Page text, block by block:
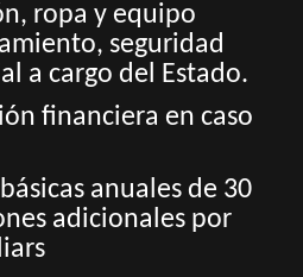
ropa y equipo
seguridad
a cargo del Estado.
financiera en caso
anuales de 30
adicionales por